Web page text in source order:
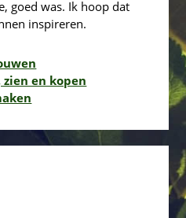
goed was. Ik hoop dat
inspireren.
zien en kopen